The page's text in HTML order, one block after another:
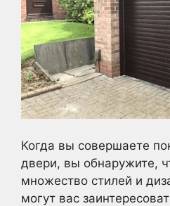
Когда вы совершаете
двери, вы обнаружите,
множество стилей и
могут вас